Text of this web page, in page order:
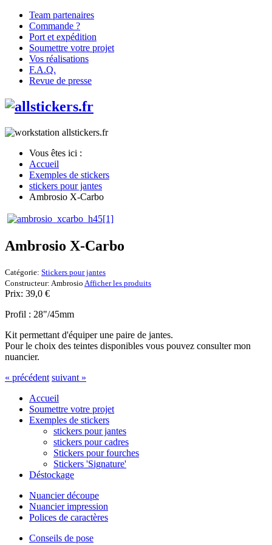
Team partenaires
Commande ?
Port et expédition
Soumettre votre projet
Vos réalisations
F.A.Q.
Revue de presse
Vous êtes ici :
Accueil
Exemples de stickers
stickers pour jantes
Ambrosio X-Carbo
Ambrosio X-Carbo
Catégorie: Stickers pour jantes
Constructeur: Ambrosio Afficher les produits
Prix: 39,0 €
Profil : 28"/45mm
Kit permettant d'équiper une paire de jantes.
Pour le choix des teintes disponibles vous pouvez consulter mon
nuancier.
« précédent suivant »
Accueil
Soumettre votre projet
Exemples de stickers
stickers pour jantes
stickers pour cadres
Stickers pour fourches
Stickers 'Signature'
Déstockage
Nuancier découpe
Nuancier impression
Polices de caractères
Conseils de pose